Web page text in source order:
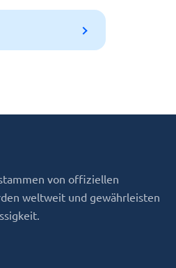
von offiziellen
weltweit und gewährleisten